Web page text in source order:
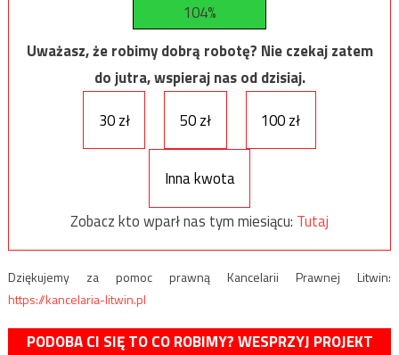
104%
Uważasz, że robimy dobrą robotę? Nie czekaj zatem
do jutra, wspieraj nas od dzisiaj.
30 zł
50 zł 100 zł
Inna kwota
Zobacz kto wparł nas tym miesiącu: Tutaj
Dziękujemy za pomoc prawną Kancelarii Prawnej Litwin:
https://kancelaria-litwin.pl
PODOBA CI SIĘ TO CO ROBIMY? WESPRZYJ PROJEKT